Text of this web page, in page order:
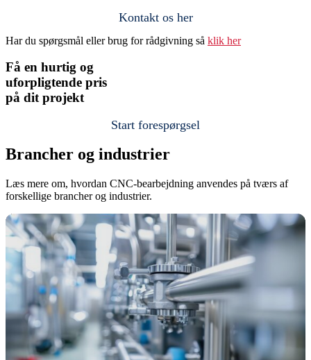
Kontakt os her
Har du spørgsmål eller brug for rådgivning så klik her
Få en hurtig og
uforpligtende pris
på dit projekt
Start forespørgsel
Brancher og industrier
Læs mere om, hvordan CNC-bearbejdning anvendes på tværs af
forskellige brancher og industrier.